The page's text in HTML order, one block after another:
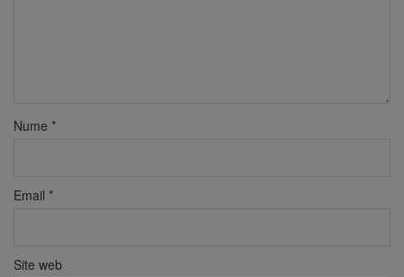
Nume *
Email *
Site web